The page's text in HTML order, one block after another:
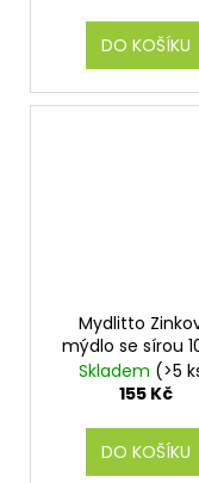
DO KOŠÍKU
Mydlitto
mýdlo se sírou
Skladem (>5
155 Kč
DO KOŠÍKU